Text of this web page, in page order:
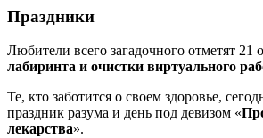
Праздники
Любители всего загадочного отметят 21
лабиринта и очистки виртуального
Те, кто заботится о своем здоровье,
праздник разума и день под девизом «
лекарства».